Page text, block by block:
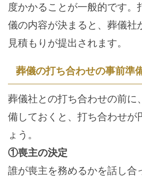
度かかることが一般的です。
儀の内容が決まると、葬儀社
見積もりが提出されます。
葬儀の打ち合わせの事前準
葬儀社との打ち合わせの前に
備しておくと、打ち合わせが
ょう。
①喪主の決定
誰が喪主を務めるかを話し合